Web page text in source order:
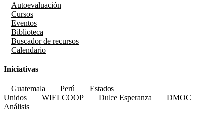
Autoevaluación
Cursos
Eventos
Biblioteca
Buscador de recursos
Calendario
Iniciativas
Guatemala Perú
Estados
Unidos
WIELCOOP Dulce Esperanza
DMOC
Análisis